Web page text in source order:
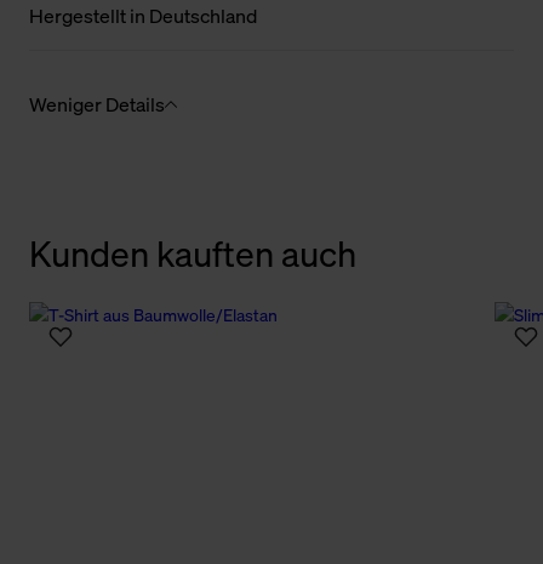
Hergestellt in Deutschland
Weniger Details
Kunden kauften auch